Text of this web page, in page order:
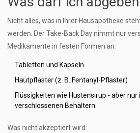
Nicht alles, was in Ihrer Hausapotheke
werden. Der Take-Back Day nimmt nur
Medikamente in festen Formen an:
Tabletten und Kapseln
Hautpflaster (z. B. Fentanyl-Pflaster)
Flüssigkeiten wie Hustensirup - aber nur
verschlossenen Behältern
Was nicht akzeptiert wird: